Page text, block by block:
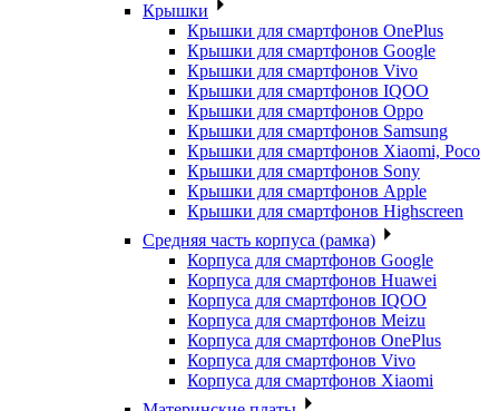
Крышки
Крышки для смартфонов OnePlus
Крышки для смартфонов Google
Крышки для смартфонов Vivo
Крышки для смартфонов IQOO
Крышки для смартфонов Oppo
Крышки для смартфонов Samsung
Крышки для смартфонов Xiaomi, Poco
Крышки для смартфонов Sony
Крышки для смартфонов Apple
Крышки для смартфонов Highscreen
Средняя часть корпуса (рамка)
Корпуса для смартфонов Google
Корпуса для смартфонов Huawei
Корпуса для смартфонов IQOO
Корпуса для смартфонов Meizu
Корпуса для смартфонов OnePlus
Корпуса для смартфонов Vivo
Корпуса для смартфонов Xiaomi